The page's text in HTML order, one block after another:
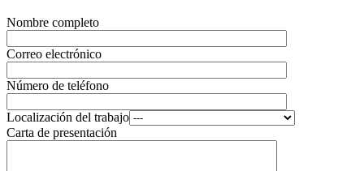
Nombre completo
Correo electrónico
Número de teléfono
Localización del trabajo
Carta de presentación